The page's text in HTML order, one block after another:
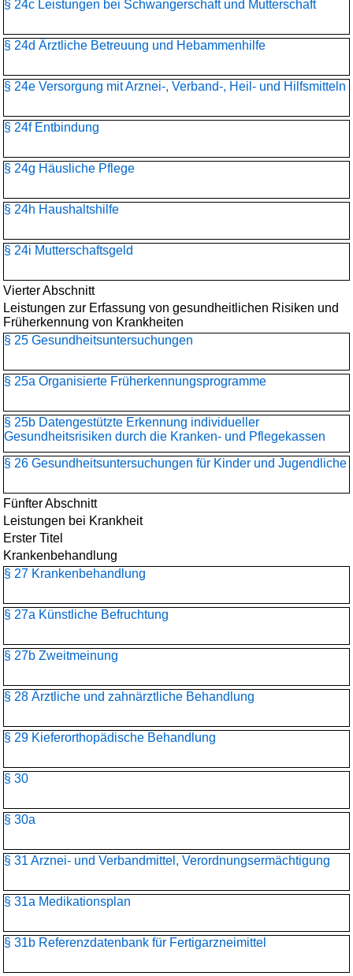
§ 24c Leistungen bei Schwangerschaft und Mutterschaft
§ 24d Ärztliche Betreuung und Hebammenhilfe
§ 24e Versorgung mit Arznei-, Verband-, Heil- und Hilfsmitteln
§ 24f Entbindung
§ 24g Häusliche Pflege
§ 24h Haushaltshilfe
§ 24i Mutterschaftsgeld
Vierter Abschnitt
Leistungen zur Erfassung von gesundheitlichen Risiken und
Früherkennung von Krankheiten
§ 25 Gesundheitsuntersuchungen
§ 25a Organisierte Früherkennungsprogramme
§ 25b Datengestützte Erkennung individueller
Gesundheitsrisiken durch die Kranken- und Pflegekassen
§ 26 Gesundheitsuntersuchungen für Kinder und Jugendliche
Fünfter Abschnitt
Leistungen bei Krankheit
Erster Titel
Krankenbehandlung
§ 27 Krankenbehandlung
§ 27a Künstliche Befruchtung
§ 27b Zweitmeinung
§ 28 Ärztliche und zahnärztliche Behandlung
§ 29 Kieferorthopädische Behandlung
§ 30
§ 30a
§ 31 Arznei- und Verbandmittel, Verordnungsermächtigung
§ 31a Medikationsplan
§ 31b Referenzdatenbank für Fertigarzneimittel